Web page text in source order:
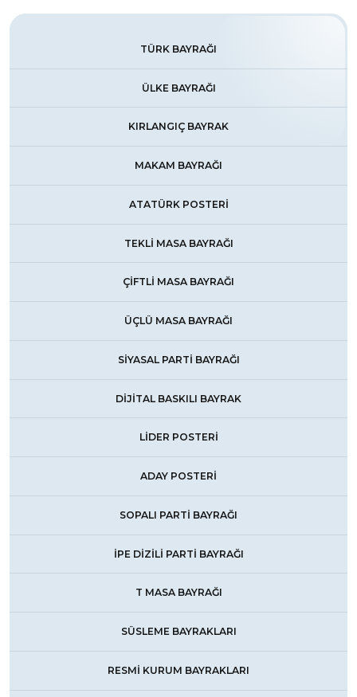
TÜRK BAYRAĞI
ÜLKE BAYRAĞI
KIRLANGIÇ BAYRAK
MAKAM BAYRAĞI
ATATÜRK POSTERİ
TEKLİ MASA BAYRAĞI
ÇİFTLİ MASA BAYRAĞI
ÜÇLÜ MASA BAYRAĞI
SİYASAL PARTİ BAYRAĞI
DİJİTAL BASKILI BAYRAK
LİDER POSTERİ
ADAY POSTERİ
SOPALI PARTİ BAYRAĞI
İPE DİZİLİ PARTİ BAYRAĞI
T MASA BAYRAĞI
SÜSLEME BAYRAKLARI
RESMİ KURUM BAYRAKLARI